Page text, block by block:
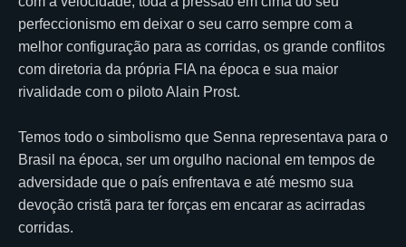
perfeccionismo em deixar o seu carro sempre com a
melhor configuração para as corridas, os grande conflitos
com diretoria da própria FIA na época e sua maior
rivalidade com o piloto Alain Prost.
Temos todo o simbolismo que Senna representava para o
Brasil na época, ser um orgulho nacional em tempos de
adversidade que o país enfrentava e até mesmo sua
devoção cristã para ter forças em encarar as acirradas
corridas.